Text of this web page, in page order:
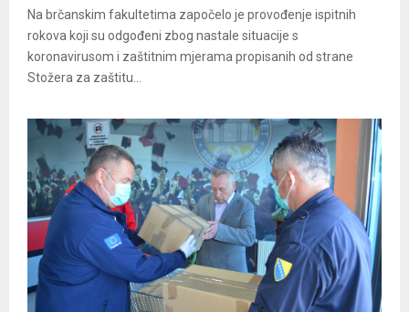
Na brčanskim fakultetima započelo je provođenje ispitnih
rokova koji su odgođeni zbog nastale situacije s
koronavirusom i zaštitnim mjerama propisanih od strane
Stožera za zaštitu...